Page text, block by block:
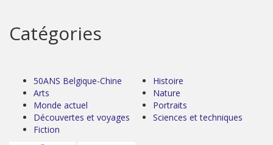
Catégories
50ANS Belgique-Chine
Arts
Monde actuel
Découvertes et voyages
Fiction
Histoire
Nature
Portraits
Sciences et techniques